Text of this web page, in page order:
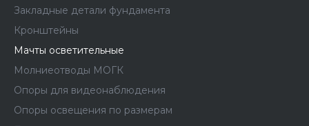
Закладные детали фундамента
Кронштейны
Мачты осветительные
Молниеотводы МОГК
Опоры для видеонаблюдения
Опоры освещения по размерам